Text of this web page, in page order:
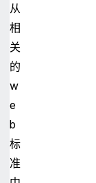
从
相
关
的
w
e
b
标
准